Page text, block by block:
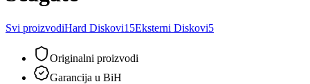
Svi proizvodiHard Diskovi15Eksterni Diskovi5
Originalni proizvodi
Garancija u BiH